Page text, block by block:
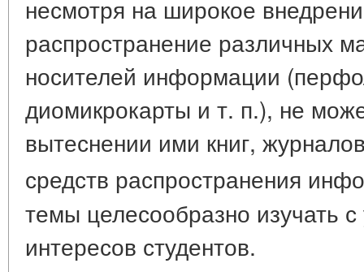
несмотря на широкое
распространение различных
носителей информации
диомикрокарты и т. п.), не
вытеснении ими книг,
средств распространения
темы целесообразно изучать
интересов студентов.